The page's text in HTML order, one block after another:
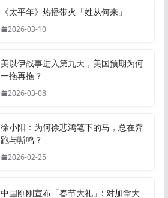
《太平年》热播带火「姓从何来」
2026-03-10
美以伊战事进入第九天，美国预期为何
一拖再拖？
2026-03-08
徐小阳：为何徐悲鸿笔下的马，总在奔
跑与嘶鸣？
2026-02-25
中国刚刚宣布「春节大礼」: 对加拿大